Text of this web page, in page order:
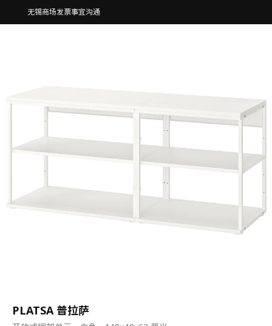
无锡商场发票事宜沟通
PLATSA 普拉萨